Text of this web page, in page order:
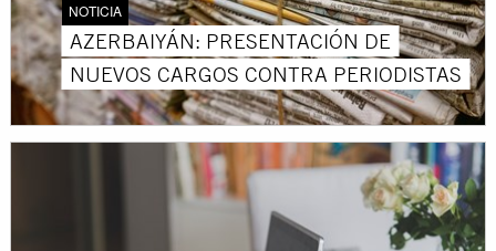
NOTICIA
AZERBAIYÁN: PRESENTACIÓN DE
NUEVOS CARGOS CONTRA PERIODISTAS